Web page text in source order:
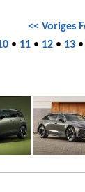
<< Voriges
• 11 • 12 • 13 •